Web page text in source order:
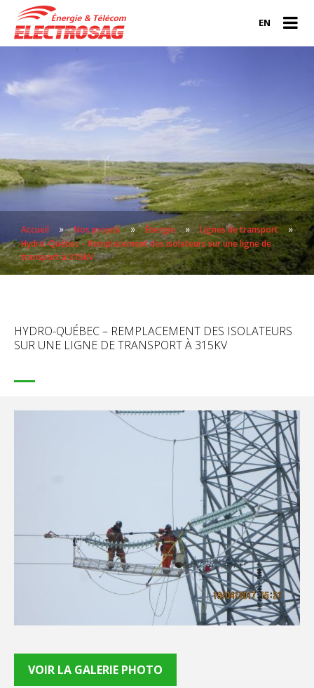
EN
Accueil » Nos projets » Énergie » Lignes de transport »
Hydro-Québec – Remplacement des isolateurs sur une ligne de
transport à 315kV
HYDRO-QUÉBEC – REMPLACEMENT DES ISOLATEURS
SUR UNE LIGNE DE TRANSPORT À 315KV
VOIR LA GALERIE PHOTO